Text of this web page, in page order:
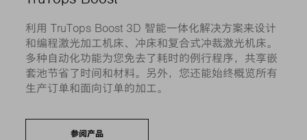
利用 TruTops Boost 3D 智能一体化解决方案来设计
和编程激光加工机床、冲床和复合式冲裁激光机床。
多种自动化功能为您免去了耗时的例行程序，共享嵌
套池节省了时间和材料。另外，您还能始终概览所有
生产订单和面向订单的加工。
参阅产品